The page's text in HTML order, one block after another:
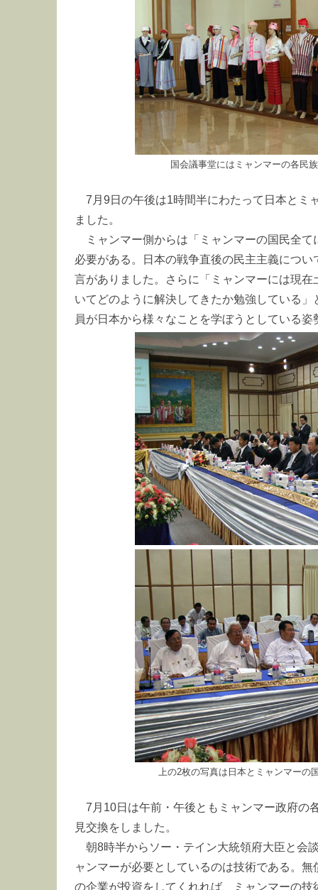
国会議事堂にはミャンマーの各民
7月9日の午後は1時間半にわたって日本とミ
ました。
ミャンマー側からは「ミャンマーの国民全
必要がある。日本の戦争直後の民主主義につ
言がありました。さらに「ミャンマーには現
いてどのように解決してきたか勉強している
員が日本から様々なことを学ぼうとしている
上の2枚の写真は日本とミャンマーの
7月10日は午前・午後ともミャンマー政府の
見交換をしました。
朝8時半からソー・テイン大統領府大臣と会
ャンマーが必要としているのは技術である。
の企業が投資をしてくれれば、ミャンマーの